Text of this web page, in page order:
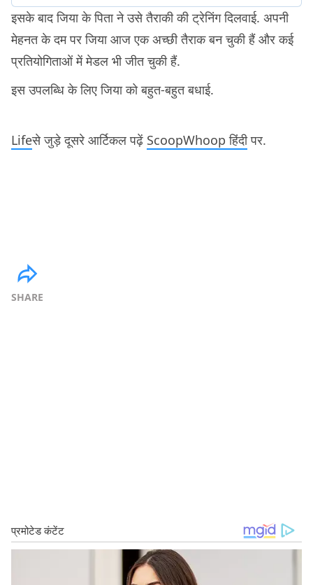
इसके बाद जिया के पिता ने उसे तैराकी की ट्रेनिंग दिलवाई. अपनी
मेहनत के दम पर जिया आज एक अच्छी तैराक बन चुकी हैं और कई
प्रतियोगिताओं में मेडल भी जीत चुकी हैं.
इस उपलब्धि के लिए जिया को बहुत-बहुत बधाई.
Lifeसे जुड़े दूसरे आर्टिकल पढ़ें ScoopWhoop हिंदीपर.
SHARE